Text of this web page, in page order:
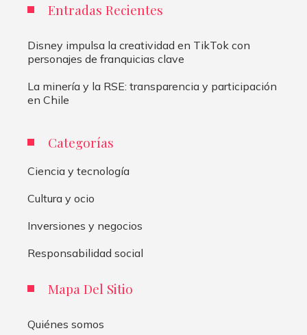
Entradas Recientes
Disney impulsa la creatividad en TikTok con
personajes de franquicias clave
La minería y la RSE: transparencia y participación
en Chile
Categorías
Ciencia y tecnología
Cultura y ocio
Inversiones y negocios
Responsabilidad social
Mapa Del Sitio
Quiénes somos